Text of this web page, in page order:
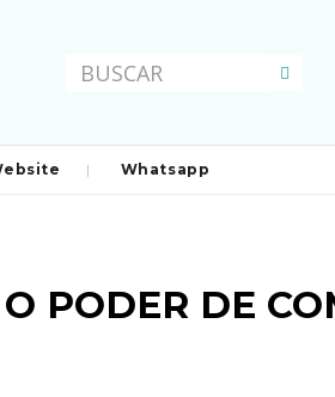
Whatsapp
PODER DE